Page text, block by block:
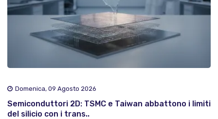
Domenica, 09 Agosto 2026
Semiconduttori 2D: TSMC e Taiwan abbattono i limiti
del silicio con i trans..